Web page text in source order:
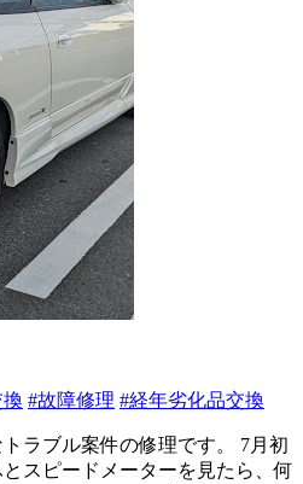
#故障修理 #経年劣化品交換
ラブル案件の修理です。 7月初
スピードメーターを見たら、何